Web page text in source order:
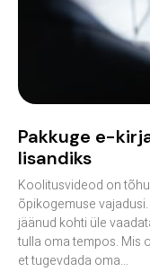
Pakkuge e-
lisandiks
Koolitusvideod on
õpikogemuse
jäänud kohti üle
tulla oma tempos. Mis
et tugevdada oma...